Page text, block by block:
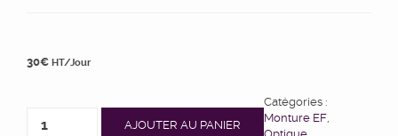
30€ HT/Jour
AJOUTER AU PANIER
Catégories :
Monture EF